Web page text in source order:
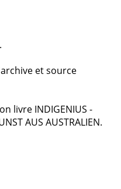
et source
livre INDIGENIUS -
AUS AUSTRALIEN.